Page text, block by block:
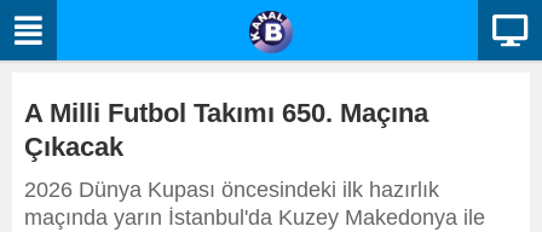
A Milli Futbol Takımı 650. Maçına
Çıkacak
2026 Dünya Kupası öncesindeki ilk hazırlık
maçında yarın İstanbul'da Kuzey Makedonya ile